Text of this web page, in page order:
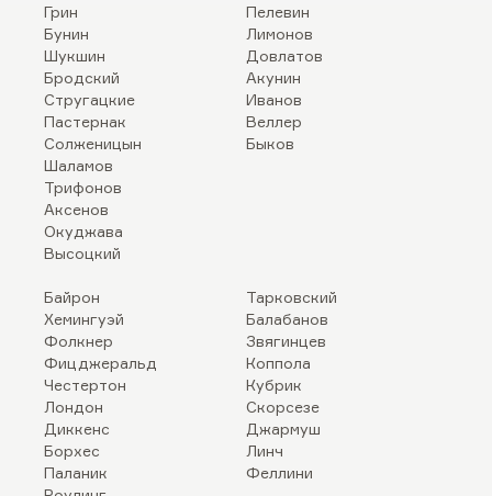
Грин
Бунин
Шукшин
Бродский
Стругацкие
Пастернак
Солженицын
Шаламов
Трифонов
Аксенов
Окуджава
Высоцкий
Пелевин
Лимонов
Довлатов
Акунин
Иванов
Веллер
Быков
Байрон
Хемингуэй
Фолкнер
Фицджеральд
Честертон
Лондон
Диккенс
Борхес
Паланик
Тарковский
Балабанов
Звягинцев
Коппола
Кубрик
Скорсезе
Джармуш
Линч
Феллини